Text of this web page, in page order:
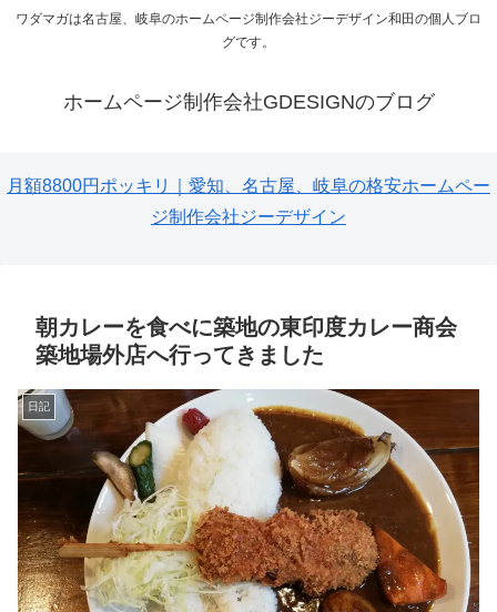
ワダマガは名古屋、岐阜のホームページ制作会社ジーデザイン和田の個人ブロ
グです。
ホームページ制作会社GDESIGNのブログ
月額8800円ポッキリ｜愛知、名古屋、岐阜の格安ホームペー
ジ制作会社ジーデザイン
朝カレーを食べに築地の東印度カレー商会
築地場外店へ行ってきました
日記